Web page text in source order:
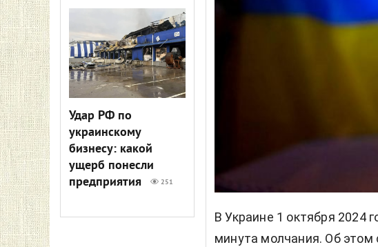
Удар РФ по
украинскому
бизнесу: какой
ущерб понесли
предприятия
251
В Украине 1 октября 2024
минута молчания. Об